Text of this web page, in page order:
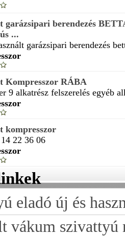
garázsipari berendezés
...
garázsipari berendezés
Kompresszor RÁBA
9 alkatrész felszerelés egyéb
kompresszor
22 36 06
eladó új és
vákum szivattyú